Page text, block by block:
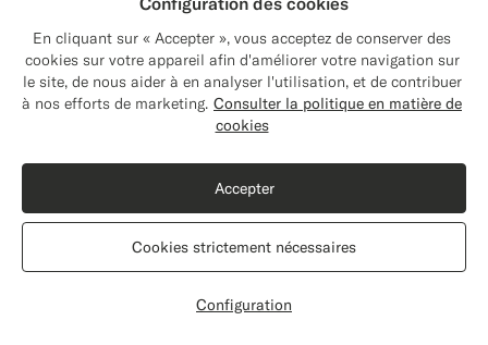
Costume Havana coupe Tailored bleu marine
All season Laine 4 fils infroissable par Rogna, Italie
#706559
#3d4043
Close
Expédition vers : États-Unis ?
Mettez à jour votre adresse pour voir les
pour vous.
États-Unis(USD)
Modifier l'adresse
En cliquant sur « Accepter », vous acceptez de conserver des
cookies sur votre appareil afin d'améliorer votre navigation sur
le site, de nous aider à en analyser l'utilisation, et de contribuer
à nos efforts de marketing. Consulter la politique en matière de
cookies
Configuration
Cookies strictement nécessaires
Accepter